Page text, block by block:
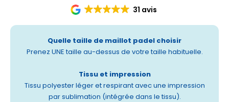
31 avis
Quelle taille de maillot padel choisir
Prenez UNE taille au-dessus de votre taille habituelle.
Tissu et impression
Tissu polyester léger et respirant avec une impression
par sublimation (intégrée dans le tissu).